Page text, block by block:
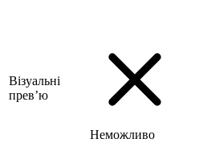
Візуальні
прев’ю
Неможливо